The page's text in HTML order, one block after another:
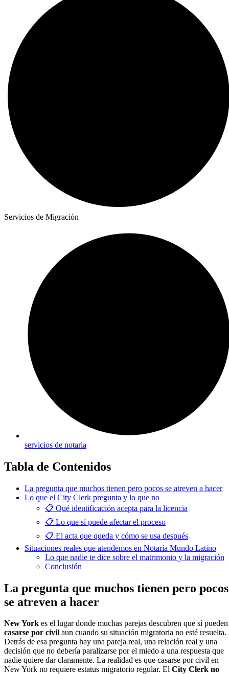
Servicios de Migración
servicios de notaria
Tabla de Contenidos
La pregunta que muchos tienen pero pocos se atreven a hacer
Lo que el City Clerk pregunta y lo que no
📋 Qué identificación acepta para la licencia
📋 Lo que sí puede afectar el proceso
📋 El acta que queda y cómo se usa después
Situaciones reales que atendemos en Notaría Mundo Latino
Lo que nadie te dice sobre el matrimonio y la migración
Conclusión
La pregunta que muchos tienen pero pocos
se atreven a hacer
New York es el lugar donde muchas parejas descubren que sí pueden
casarse por civil aun cuando su situación migratoria no esté resuelta.
Detrás de esa pregunta hay una pareja real, una relación real y una
decisión que no debería paralizarse por el miedo a una respuesta que
nadie quiere dar claramente. La realidad es que casarse por civil en
New York no requiere estatus migratorio regular. El City Clerk no